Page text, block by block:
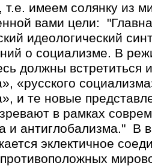
т.е. имеем солянку из
вами цели:
идеологический
о социализме. В
должны встретиться
«русского
и те новые
в рамках
и антиглобализма." В
эклектичное